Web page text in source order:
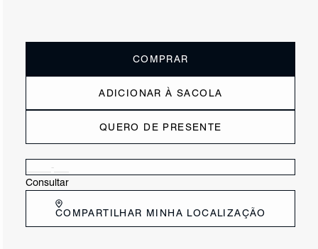
COMPRAR
ADICIONAR À SACOLA
QUERO DE PRESENTE
Consultar
COMPARTILHAR MINHA LOCALIZAÇÃO